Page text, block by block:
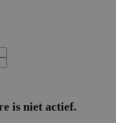
is niet actief.